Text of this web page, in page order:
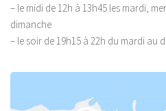
– le midi de 12h à 13h45 les mardi,
dimanche
– le soir de 19h15 à 22h du mardi au